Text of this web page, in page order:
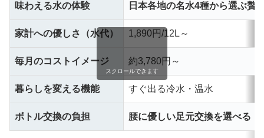
味わえる水の体験 日本各地の名水4種から選ぶ贅
家計への優しさ（水代） 1,890円/12L～
毎月のコストイメージ 約3,780円～
暮らしを変える機能 すぐ出る冷水・温水
ボトル交換の負担 腰に優しい足元交換を選べる
スクロールできます